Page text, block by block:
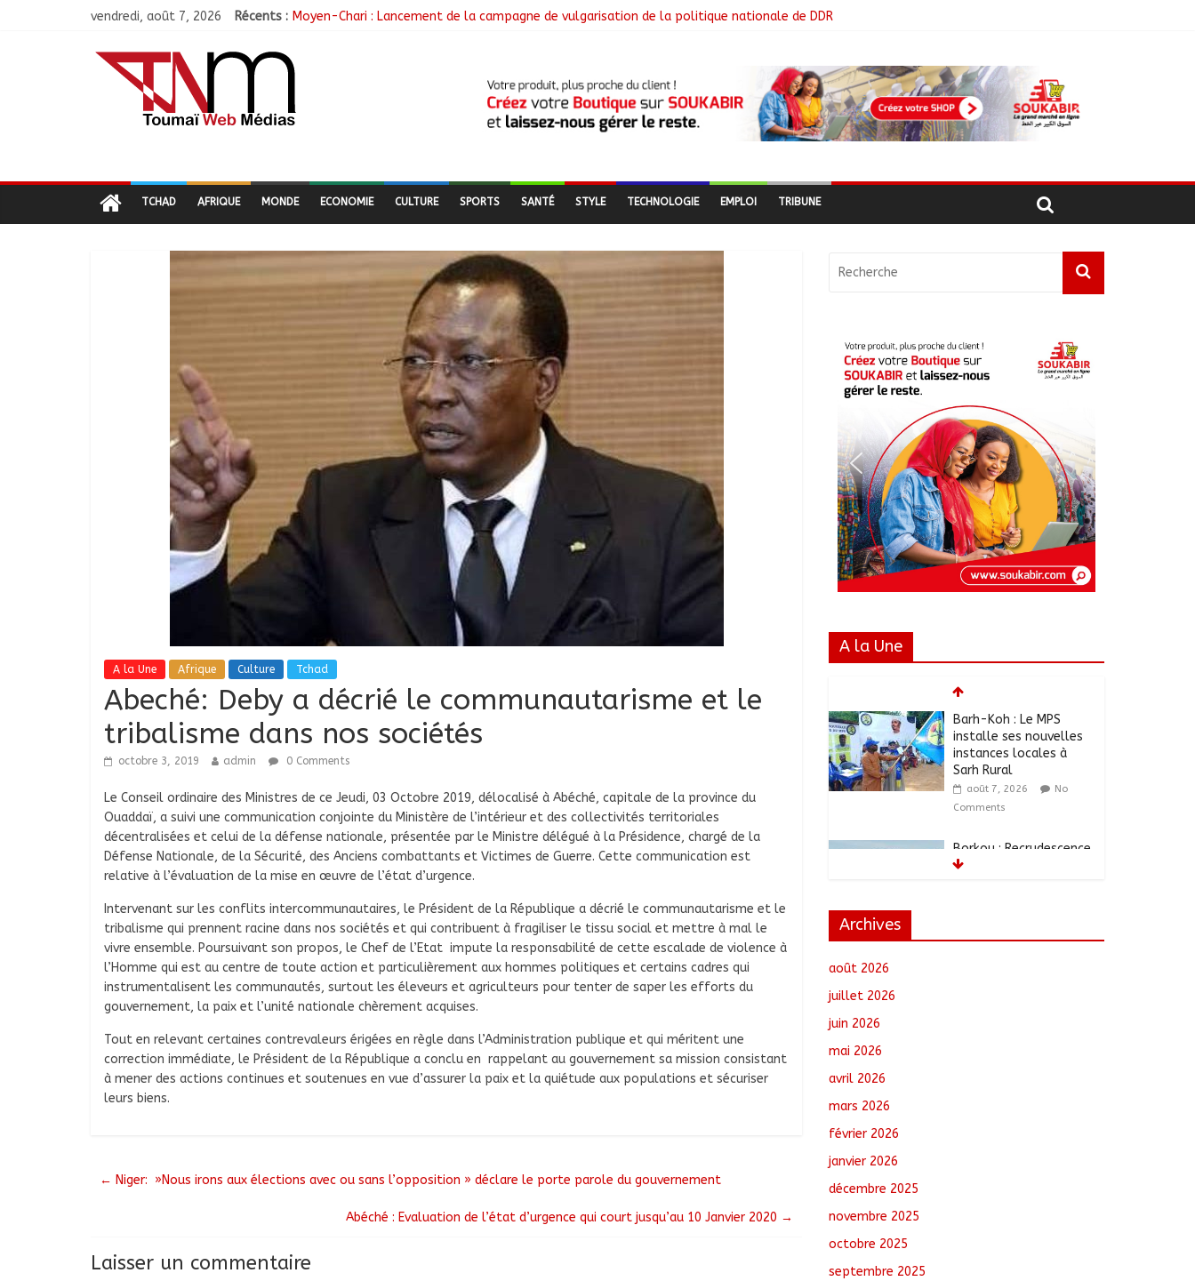
vendredi, août 7, 2026 Récents : Moyen-Chari : Lancement de la campagne de vulgarisation de la politique nationale de DDR
N’Djamena : Le maire intensifie le suivi des chantiers municipaux
Moyen-Chari : Les nouveaux bacheliers orientés vers leur avenir
TCHAD AFRIQUE MONDE ECONOMIE CULTURE SPORTS SANTÉ STYLE TECHNOLOGIE EMPLOI TRIBUNE
A la Une Afrique Culture Tchad
Abeché: Deby a décrié le communautarisme et le
tribalisme dans nos sociétés
octobre 3, 2019 admin 0 Comments
Le Conseil ordinaire des Ministres de ce Jeudi, 03 Octobre 2019, délocalisé à Abéché, capitale de la province du
Ouaddaï, a suivi une communication conjointe du Ministère de l’intérieur et des collectivités territoriales
décentralisées et celui de la défense nationale, présentée par le Ministre délégué à la Présidence, chargé de la
Défense Nationale, de la Sécurité, des Anciens combattants et Victimes de Guerre. Cette communication est
relative à l’évaluation de la mise en œuvre de l’état d’urgence.
Intervenant sur les conflits intercommunautaires, le Président de la République a décrié le communautarisme et le
tribalisme qui prennent racine dans nos sociétés et qui contribuent à fragiliser le tissu social et mettre à mal le
vivre ensemble. Poursuivant son propos, le Chef de l’Etat impute la responsabilité de cette escalade de violence à
l’Homme qui est au centre de toute action et particulièrement aux hommes politiques et certains cadres qui
instrumentalisent les communautés, surtout les éleveurs et agriculteurs pour tenter de saper les efforts du
gouvernement, la paix et l’unité nationale chèrement acquises.
Tout en relevant certaines contrevaleurs érigées en règle dans l’Administration publique et qui méritent une
correction immédiate, le Président de la République a conclu en rappelant au gouvernement sa mission consistant
à mener des actions continues et soutenues en vue d’assurer la paix et la quiétude aux populations et sécuriser
leurs biens.
← Niger: »Nous irons aux élections avec ou sans l’opposition » déclare le porte parole du gouvernement
Abéché : Evaluation de l’état d’urgence qui court jusqu’au 10 Janvier 2020 →
Laisser un commentaire
A la Une
Barh-Koh : Le MPS
installe ses nouvelles
instances locales à
Sarh Rural
août 7, 2026
No
Comments
Borkou : Recrudescence
des braquages sur l’axe
Archives
août 2026
juillet 2026
juin 2026
mai 2026
avril 2026
mars 2026
février 2026
janvier 2026
décembre 2025
novembre 2025
octobre 2025
septembre 2025